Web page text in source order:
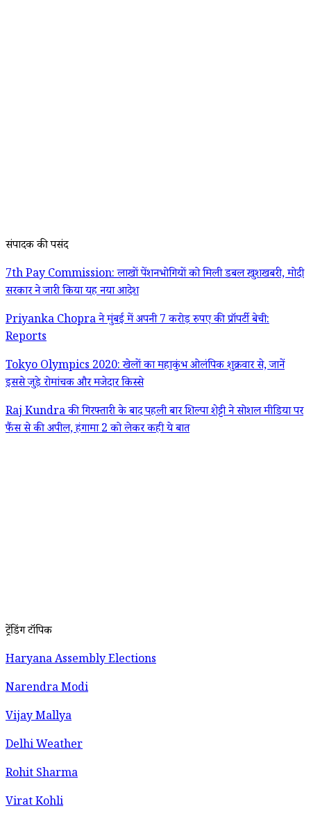
संपादक की पसंद
7th Pay Commission: लाखों पेंशनभोगियों को मिली डबल खुशखबरी, मोदी
सरकार ने जारी किया यह नया आदेश
Priyanka Chopra ने मुंबई में अपनी 7 करोड़ रुपए की प्रॉपर्टी बेची:
Reports
Tokyo Olympics 2020: खेलों का महाकुंभ ओलंपिक शुक्रवार से, जानें
इससे जुड़े रोमांचक और मजेदार किस्से
Raj Kundra की गिरफ्तारी के बाद पहली बार शिल्पा शेट्टी ने सोशल मीडिया पर
फैंस से की अपील, हंगामा 2 को लेकर कही ये बात
ट्रेंडिंग टॉपिक
Haryana Assembly Elections
Narendra Modi
Vijay Mallya
Delhi Weather
Rohit Sharma
Virat Kohli